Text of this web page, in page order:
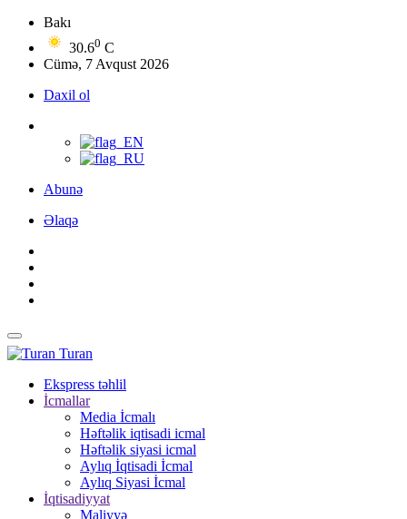
Bakı
30.60 C
Cümə, 7 Avqust 2026
Daxil ol
Abunə
Əlaqə
Turan
Ekspress təhlil
İcmallar
Media İcmalı
Həftəlik iqtisadi icmal
Həftəlik siyasi icmal
Aylıq İqtisadi İcmal
Aylıq Siyasi İcmal
İqtisadiyyat
Maliyyə